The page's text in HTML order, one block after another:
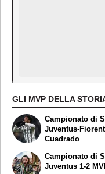
GLI MVP DELLA
Campionato di
Juventus-
Cuadrado
Campionato di
Juventus 1-2